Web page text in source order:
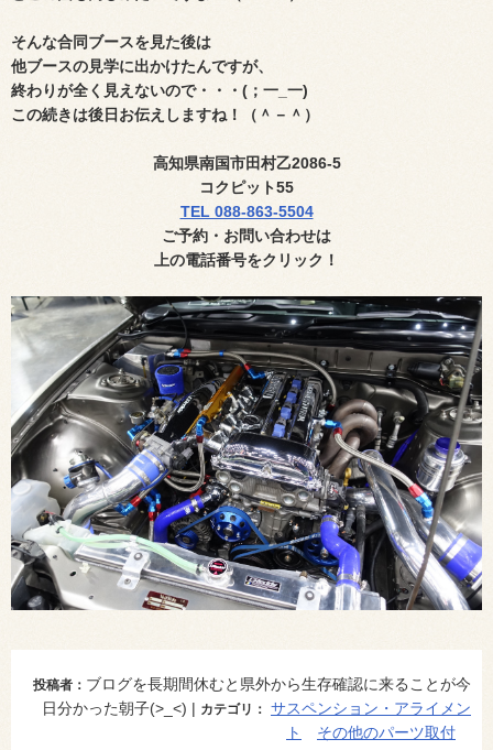
そんな合同ブースを見た後は
他ブースの見学に出かけたんですが、
終わりが全く見えないので・・・(；一_一)
この続きは後日お伝えしますね！（＾－＾）
高知県南国市田村乙2086-5
コクピット55
TEL 088-863-5504
ご予約・お問い合わせは
上の電話番号をクリック！
投稿者： ブログを長期間休むと県外から生存確認に来ることが今
日分かった朝子(>_<) | カテゴリ： サスペンション・アライメン
ト
その他のパーツ取付